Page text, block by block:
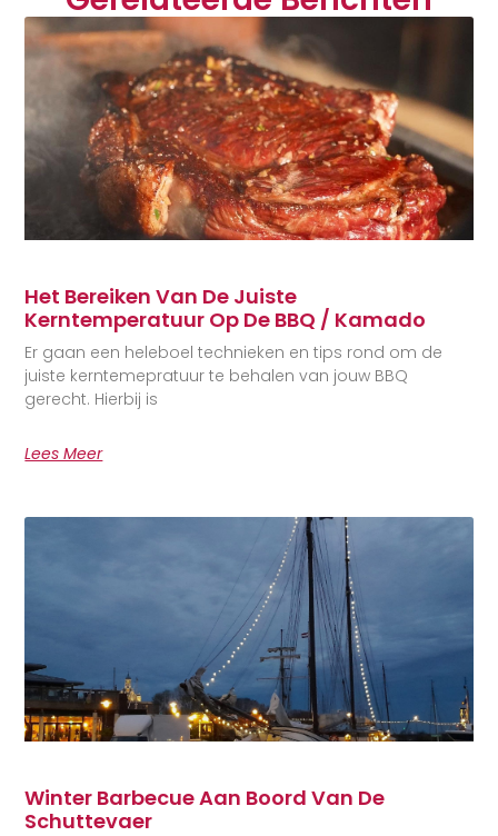
Het Bereiken Van De Juiste
Kerntemperatuur Op De BBQ / Kamado
Er gaan een heleboel technieken en tips rond om de
juiste kerntemepratuur te behalen van jouw BBQ
gerecht. Hierbij is
Lees Meer
Winter Barbecue Aan Boord Van De
Schuttevaer